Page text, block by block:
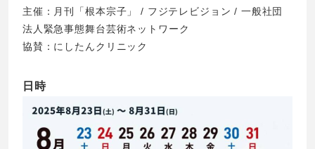
主催：月刊「根本宗子」 / フジテレビジョン / 一般社団
法人緊急事態舞台芸術ネットワーク
協賛：にしたんクリニック
日時